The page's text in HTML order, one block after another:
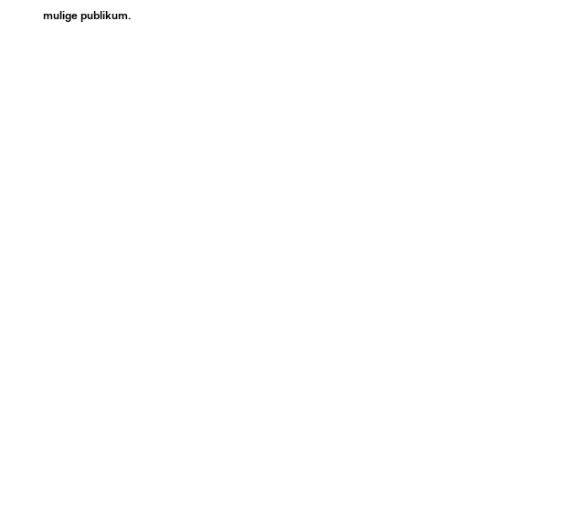
mulige publikum.